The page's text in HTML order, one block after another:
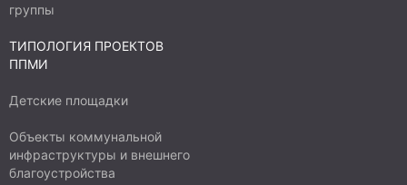
группы
ТИПОЛОГИЯ ПРОЕКТОВ
ППМИ
Детские площадки
Объекты коммунальной
инфраструктуры и внешнего
благоустройства